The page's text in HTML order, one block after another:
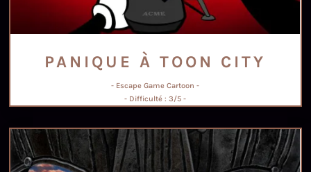
PANIQUE À TOON CITY
- Escape Game Cartoon -
- Difficulté : 3/5 -